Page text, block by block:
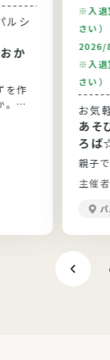
ルシ
を作
。今
※入退
さい）
2026/
※入退
さい）
お気
あそ
ろば
親子
主催者